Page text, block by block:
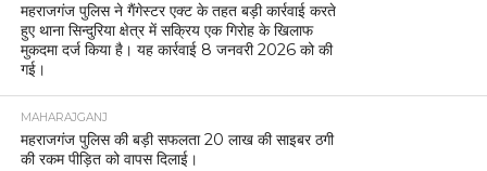
महराजगंज पुलिस ने गैंगेस्टर एक्ट के तहत बड़ी कार्रवाई करते
हुए थाना सिन्दुरिया क्षेत्र में सक्रिय एक गिरोह के खिलाफ
मुकदमा दर्ज किया है। यह कार्रवाई 8 जनवरी 2026 को की
गई।
MAHARAJGANJ
महराजगंज पुलिस की बड़ी सफलता 20 लाख की साइबर ठगी
की रकम पीड़ित को वापस दिलाई।